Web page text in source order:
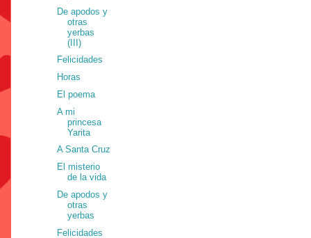
De apodos y
otras
yerbas
(III)
Felicidades
Horas
El poema
A mi
princesa
Yarita
A Santa Cruz
El misterio
de la vida
De apodos y
otras
yerbas
Felicidades